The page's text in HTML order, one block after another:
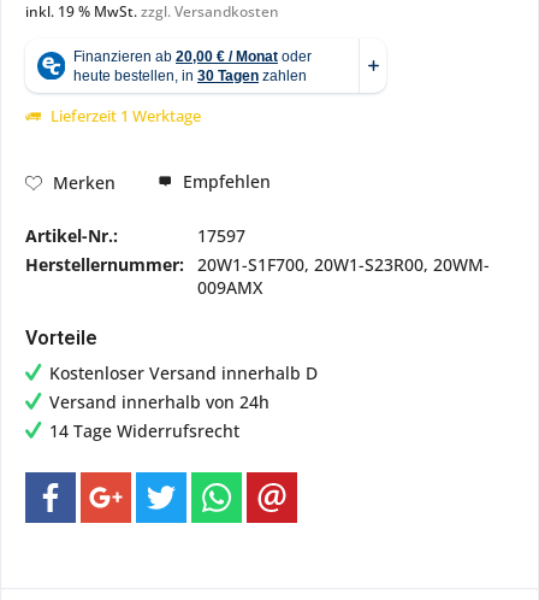
inkl. 19 % MwSt.zzgl. Versandkosten
Lieferzeit 1 Werktage
Merken Empfehlen
Artikel-Nr.:
17597
Herstellernummer: 20W1-S1F700, 20W1-S23R00, 20WM-
009AMX
Vorteile
Kostenloser Versand innerhalb D
Versand innerhalb von 24h
14 Tage Widerrufsrecht